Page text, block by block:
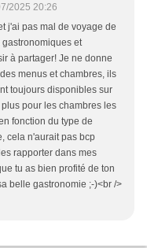
2025 20:26
j'ai pas mal de voyage de
et
à partager! Je ne donne
menus et chambres, ils
toujours disponibles sur
pour les chambres les
fonction du type de
cela n'aurait pas bcp
rapporter dans mes
tu as bien profité de ton
belle gastronomie ;-)<br />